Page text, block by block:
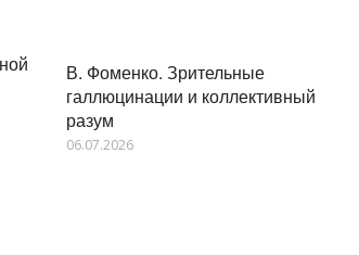
В. Фоменко. Зрительные
галлюцинации и коллективный
разум
06.07.2026